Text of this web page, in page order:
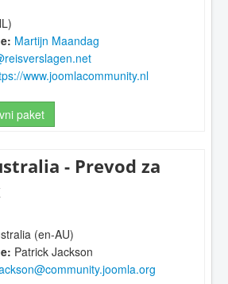
Martijn Maandag
www.joomlacommunity.nl
paket
- Prevod za
(en-AU)
Patrick Jackson